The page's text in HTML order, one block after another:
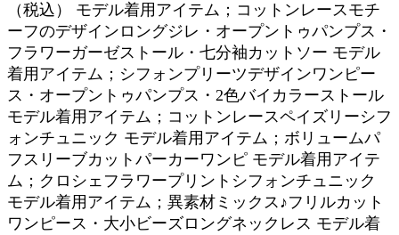
（税込） モデル着用アイテム；コットンレースモチ
ーフのデザインロングジレ・オープントゥパンプス・
フラワーガーゼストール・七分袖カットソー モデル
着用アイテム；シフォンプリーツデザインワンピー
ス・オープントゥパンプス・2色バイカラーストール
モデル着用アイテム；コットンレースペイズリーシフ
ォンチュニック モデル着用アイテム；ボリュームパ
フスリーブカットパーカーワンピ モデル着用アイテ
ム；クロシェフラワープリントシフォンチュニック
モデル着用アイテム；異素材ミックス♪フリルカット
ワンピース・大小ビーズロングネックレス モデル着